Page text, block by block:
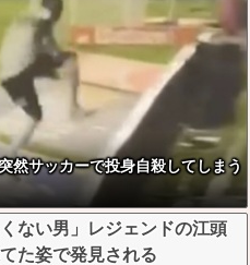
然サッカーで投身自殺してしまう
ない男」レジェンドの江頭
た姿で発見される